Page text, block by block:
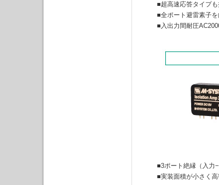
■超高速応答タイプ
■全ポート避雷素子
■入出力間耐圧
■3ポート絶縁（入力
■実装面積が小さく